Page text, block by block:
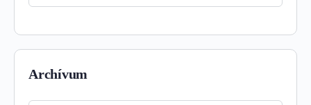
Archívum